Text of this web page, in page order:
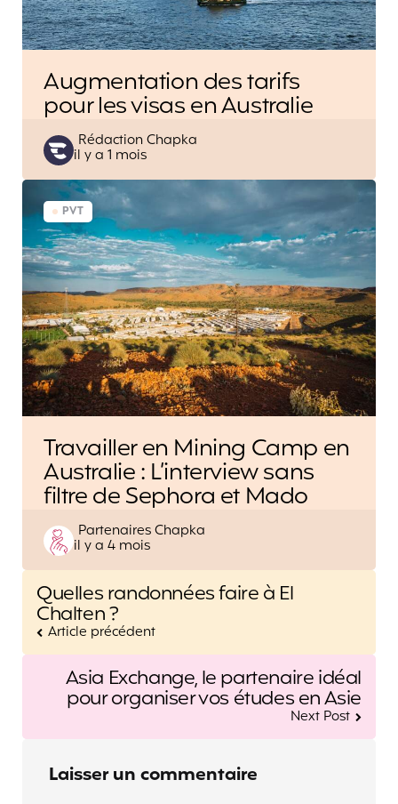
Augmentation des tarifs
pour les visas en Australie
Posted
by
Rédaction Chapka
il y a 1 mois
PVT
Travailler en Mining Camp en
Australie : L’interview sans
filtre de Sephora et Mado
Posted
by
Partenaires Chapka
il y a 4 mois
Post
navigation
Quelles randonnées faire à El
Chalten ?
Article précédent
Asia Exchange, le partenaire idéal
pour organiser vos études en Asie
Next Post
Laisser un commentaire